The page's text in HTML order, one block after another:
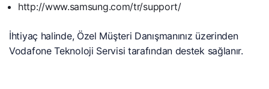
http://www.samsung.com/tr/support/
İhtiyaç halinde, Özel Müşteri Danışmanınız üzerinden
Vodafone Teknoloji Servisi tarafından destek sağlanır.